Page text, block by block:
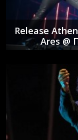
Release
Ares @